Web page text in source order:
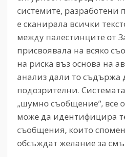
системите, разработени
е сканирала всички
между палестинците от
присвоявала на всяко
на риска въз основа на
анализ дали то съдържа
подозрителни.
„шумно съобщение“, все
може да идентифицира
съобщения, които
обсъждат желание за